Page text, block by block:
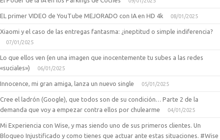
EL primer VIDEO de YouTube MEJORADO con IA en HD 4k 08/01/2025
Xiaomi y el caso de las entregas fantasma: ¿ineptitud o simple indiferencia?
07/01/2025
Lo que ellos ven (en una imagen que inocentemente tu subes a las redes
«suciales»)
06/01/2025
Innocence, mi gran amiga, lanza un nuevo single 05/01/2025
Cree el ladrón (Google), que todos son de su condición… Parte 2 de la
demanda que voy a empezar contra ellos por chulearme
04/01/2025
Mi Experiencia con Wise, y mas siendo uno de sus primeros clientes. Un
Bloqueo Injustificado y como tienes que actuar ante estas situaciones. #Wise